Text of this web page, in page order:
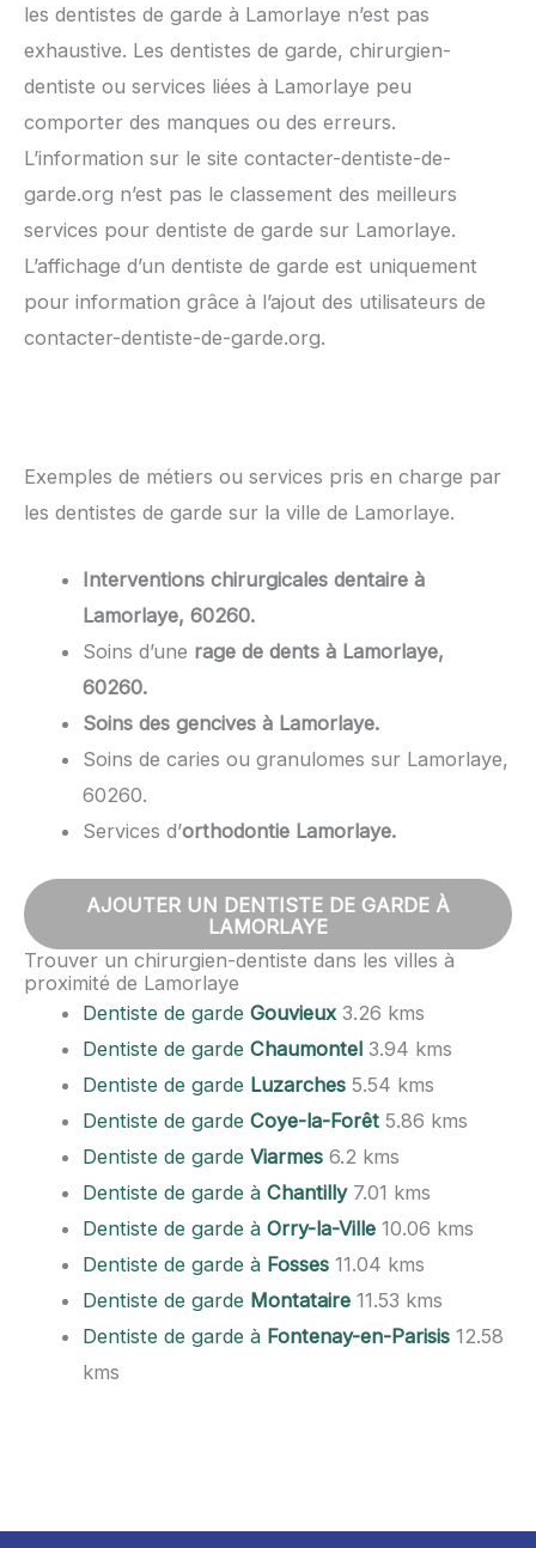
les dentistes de garde à Lamorlaye n’est pas
exhaustive. Les dentistes de garde, chirurgien-
dentiste ou services liées à Lamorlaye peu
comporter des manques ou des erreurs.
L’information sur le site contacter-dentiste-de-
garde.org n’est pas le classement des meilleurs
services pour dentiste de garde sur Lamorlaye.
L’affichage d’un dentiste de garde est uniquement
pour information grâce à l’ajout des utilisateurs de
contacter-dentiste-de-garde.org.
Exemples de métiers ou services pris en charge par
les dentistes de garde sur la ville de Lamorlaye.
Interventions chirurgicales dentaire à
Lamorlaye, 60260.
Soins d’une rage de dents à Lamorlaye,
60260.
Soins des gencives à Lamorlaye.
Soins de caries ou granulomes sur Lamorlaye,
60260.
Services d’orthodontie Lamorlaye.
AJOUTER UN DENTISTE DE GARDE À
LAMORLAYE
Trouver un chirurgien-dentiste dans les villes à
proximité de Lamorlaye
Dentiste de gardeGouvieux3.26 kms
Dentiste de gardeChaumontel 3.94 kms
Dentiste de garde Luzarches 5.54 kms
Dentiste de gardeCoye-la-Forêt 5.86 kms
Dentiste de gardeViarmes 6.2 kms
Dentiste de garde àChantilly7.01 kms
Dentiste de garde àOrry-la-Ville 10.06 kms
Dentiste de garde à Fosses 11.04 kms
Dentiste de garde Montataire 11.53 kms
Dentiste de garde à Fontenay-en-Parisis 12.58
kms